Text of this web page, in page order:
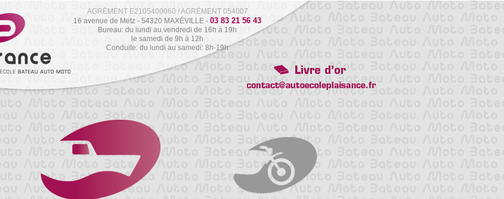
AGRÉMENT E2105400060 / AGRÉMENT 054007
16 avenue de Metz - 54320 MAXÉVILLE - 03 83 21 56 43
Bureau: du lundi au vendredi de 16h à 19h
le samedi de 9h à 12h
Conduite: du lundi au samedi: 8h-19h